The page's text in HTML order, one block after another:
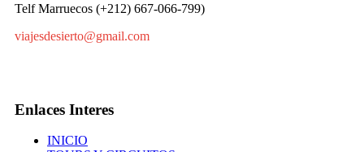
Telf Marruecos (+212) 667-066-799)
viajesdesierto@gmail.com
Enlaces Interes
INICIO